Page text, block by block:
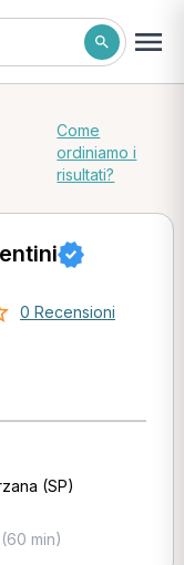
Come
ordiniamo i
risultati?
0 Recensioni
(SP)
(60 min)